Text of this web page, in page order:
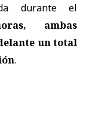
durante el
ambas
un total
.